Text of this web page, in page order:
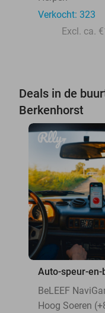
Verkocht: 323
Excl. ca.
Deals in de
Berkenhorst
Auto-speur-
BeLEEF
Hoog Soeren